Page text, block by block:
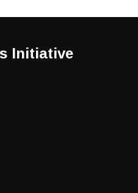
Initiative